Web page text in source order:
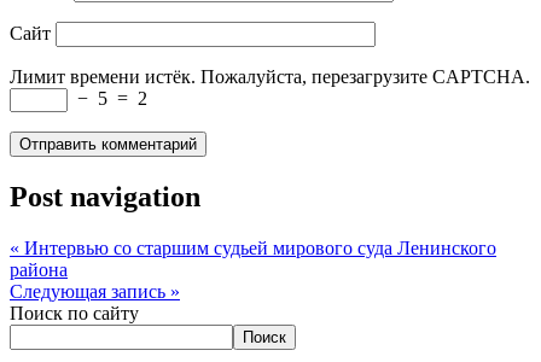
Сайт
Лимит времени истёк. Пожалуйста, перезагрузите CAPTCHA.
− 5 = 2
Post navigation
« Интервью со старшим судьей мирового суда Ленинского
района
Следующая запись »
Поиск по сайту
Поиск